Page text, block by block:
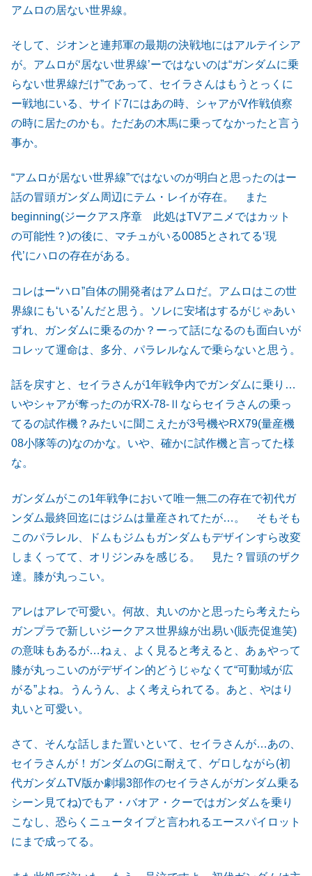
アムロの居ない世界線。
そして、ジオンと連邦軍の最期の決戦地にはアルテイシア
が。アムロが‘居ない世界線’ーではないのは“ガンダムに乗
らない世界線だけ”であって、セイラさんはもうとっくに
ー戦地にいる、サイド7にはあの時、シャアがV作戦偵察
の時に居たのかも。ただあの木馬に乗ってなかったと言う
事か。
“アムロが居ない世界線”ではないのが明白と思ったのはー
話の冒頭ガンダム周辺にテム・レイが存在。 また
beginning(ジークアス序章 此処はTVアニメではカット
の可能性？)の後に、マチュがいる0085とされてる‘現
代’にハロの存在がある。
コレはー“ハロ”自体の開発者はアムロだ。アムロはこの世
界線にも‘いる’んだと思う。ソレに安堵はするがじゃあい
ずれ、ガンダムに乗るのか？ーって話になるのも面白いが
コレッて運命は、多分、パラレルなんで乗らないと思う。
話を戻すと、セイラさんが1年戦争内でガンダムに乗り…
いやシャアが奪ったのがRX-78-Ⅱならセイラさんの乗っ
てるの試作機？みたいに聞こえたが3号機やRX79(量産機
08小隊等の)なのかな。いや、確かに試作機と言ってた様
な。
ガンダムがこの1年戦争において唯一無二の存在で初代ガ
ンダム最終回迄にはジムは量産されてたが…。 そもそも
このパラレル、ドムもジムもガンダムもデザインすら改変
しまくってて、オリジンみを感じる。 見た？冒頭のザク
達。膝が丸っこい。
アレはアレで可愛い。何故、丸いのかと思ったら考えたら
ガンプラで新しいジークアス世界線が出易い(販売促進笑)
の意味もあるが…ねぇ、よく見ると考えると、あぁやって
膝が丸っこいのがデザイン的どうじゃなくて“可動域が広
がる”よね。うんうん、よく考えられてる。あと、やはり
丸いと可愛い。
さて、そんな話しまた置いといて、セイラさんが…あの、
セイラさんが！ガンダムのGに耐えて、ゲロしながら(初
代ガンダムTV版か劇場3部作のセイラさんがガンダム乗る
シーン見てね)でもア・バオア・クーではガンダムを乗り
こなし、恐らくニュータイプと言われるエースパイロット
にまで成ってる。